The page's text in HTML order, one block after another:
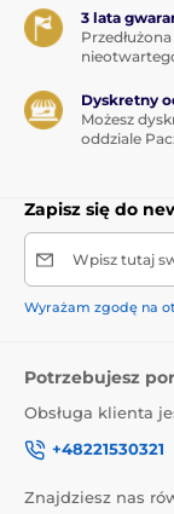
3 lata
Dyskretny
Możesz
oddziale
Zapisz się do
Wpisz tutaj
Wyrażam zgodę na
Potrzebujesz
Obsługa klienta
+48221530321
Znajdziesz nas